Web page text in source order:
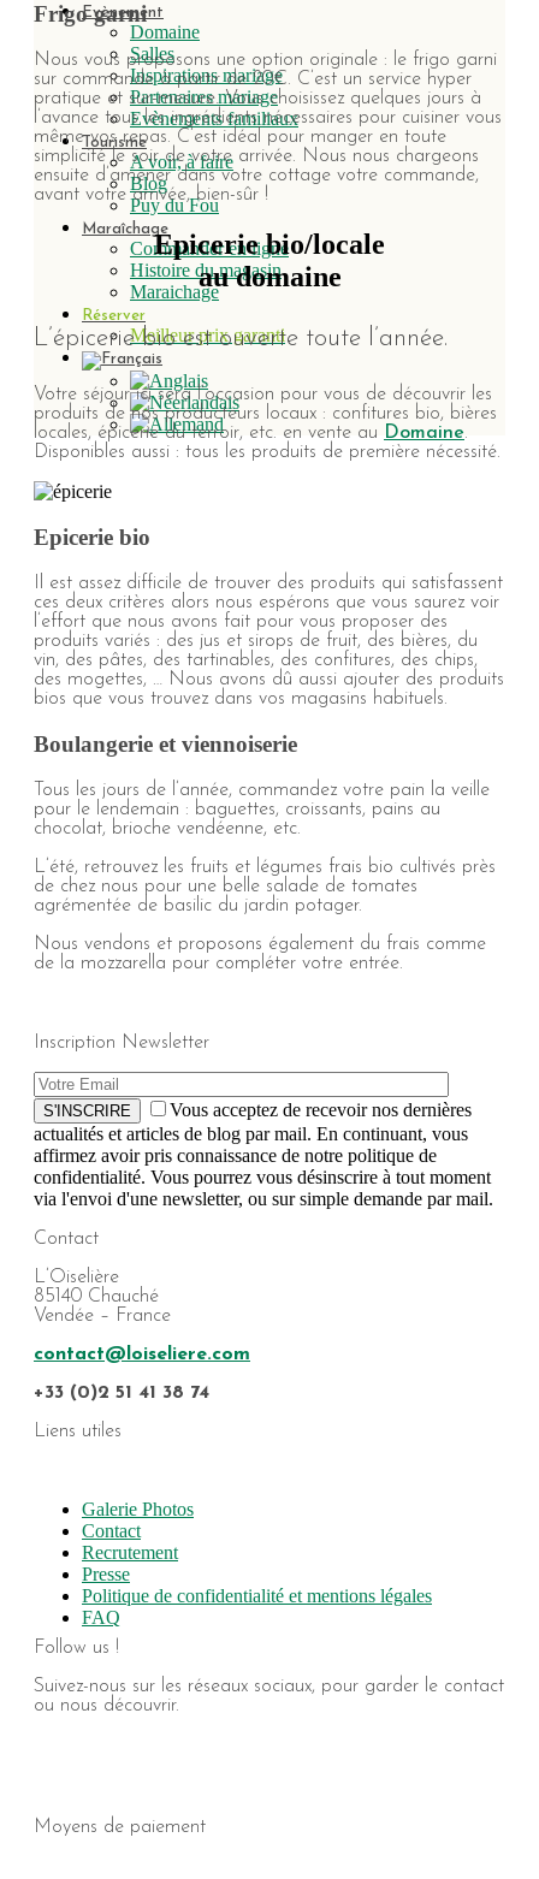
Evènement
Domaine
Salles
Inspirations mariage
Partenaires mariage
Evènements familiaux
Tourisme
A voir, à faire
Blog
Puy du Fou
Maraîchage
Commander en ligne
Histoire du magasin
Maraichage
Réserver
Meilleur prix garanti
Frigo garni
Nous vous proposons une option originale : le frigo garni
sur commande à partir de 20€. C’est un service hyper
pratique et sur-mesure. Vous choisissez quelques jours à
l’avance tous les ingrédients nécessaires pour cuisiner vous
même vos repas. C’est idéal pour manger en toute
simplicité le soir de votre arrivée. Nous nous chargeons
ensuite d’amener dans votre cottage votre commande,
avant votre arrivée, bien-sûr !
Epicerie bio/locale
au domaine
L’épicerie bio est ouverte toute l’année.
Votre séjour ici sera l’occasion pour vous de découvrir les
produits de nos producteurs locaux : confitures bio, bières
locales, épicerie du terroir, etc. en vente au Domaine.
Disponibles aussi : tous les produits de première nécessité.
Epicerie bio
Il est assez difficile de trouver des produits qui satisfassent
ces deux critères alors nous espérons que vous saurez voir
l’effort que nous avons fait pour vous proposer des
produits variés : des jus et sirops de fruit, des bières, du
vin, des pâtes, des tartinables, des confitures, des chips,
des mogettes, … Nous avons dû aussi ajouter des produits
bios que vous trouvez dans vos magasins habituels.
Boulangerie et viennoiserie
Tous les jours de l’année, commandez votre pain la veille
pour le lendemain : baguettes, croissants, pains au
chocolat, brioche vendéenne, etc.
L’été, retrouvez les fruits et légumes frais bio cultivés près
de chez nous pour une belle salade de tomates
agrémentée de basilic du jardin potager.
Nous vendons et proposons également du frais comme
de la mozzarella pour compléter votre entrée.
Inscription Newsletter
S'INSCRIRE
Vous acceptez de recevoir nos dernières
actualités et articles de blog par mail. En continuant, vous
affirmez avoir pris connaissance de notre politique de
confidentialité. Vous pourrez vous désinscrire à tout moment
via l'envoi d'une newsletter, ou sur simple demande par mail.
Contact
L’Oiselière
85140 Chauché
Vendée – France
contact@loiseliere.com
+33 (0)2 51 41 38 74
Liens utiles
Galerie Photos
Contact
Recrutement
Presse
Politique de confidentialité et mentions légales
FAQ
Follow us !
Suivez-nous sur les réseaux sociaux, pour garder le contact
ou nous découvrir.
Moyens de paiement